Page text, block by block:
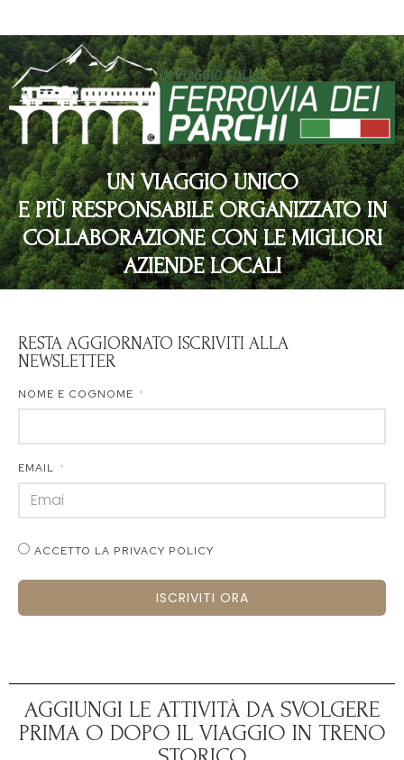
UN VIAGGIO UNICO
E PIÙ RESPONSABILE ORGANIZZATO IN
COLLABORAZIONE CON LE MIGLIORI
AZIENDE LOCALI
RESTA AGGIORNATO ISCRIVITI ALLA
NEWSLETTER
NOME E COGNOME
EMAIL
ACCETTO LA PRIVACY POLICY
ISCRIVITI ORA
AGGIUNGI LE ATTIVITÀ DA SVOLGERE
PRIMA O DOPO IL VIAGGIO IN TRENO